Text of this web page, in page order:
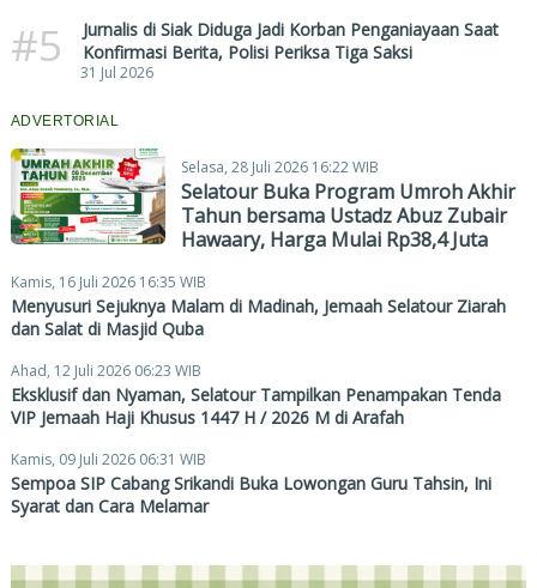
#5
Jurnalis di Siak Diduga Jadi Korban Penganiayaan Saat
Konfirmasi Berita, Polisi Periksa Tiga Saksi
31 Jul 2026
ADVERTORIAL
Selasa, 28 Juli 2026 16:22 WIB
Selatour Buka Program Umroh Akhir
Tahun bersama Ustadz Abuz Zubair
Hawaary, Harga Mulai Rp38,4 Juta
Kamis, 16 Juli 2026 16:35 WIB
Menyusuri Sejuknya Malam di Madinah, Jemaah Selatour Ziarah
dan Salat di Masjid Quba
Ahad, 12 Juli 2026 06:23 WIB
Eksklusif dan Nyaman, Selatour Tampilkan Penampakan Tenda
VIP Jemaah Haji Khusus 1447 H / 2026 M di Arafah
Kamis, 09 Juli 2026 06:31 WIB
Sempoa SIP Cabang Srikandi Buka Lowongan Guru Tahsin, Ini
Syarat dan Cara Melamar